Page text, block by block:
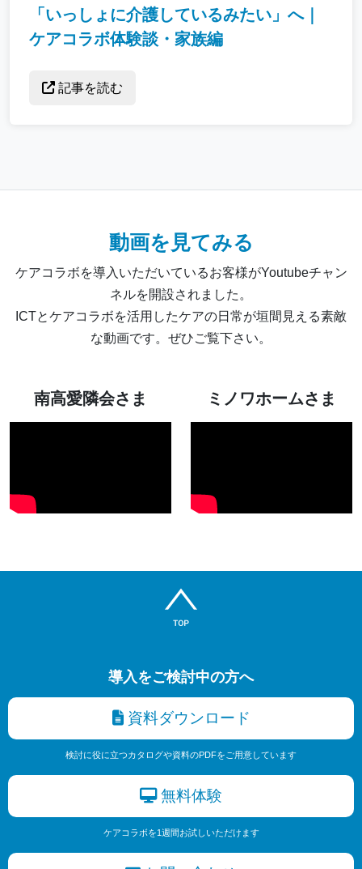
「いっしょに介護しているみたい」へ｜
ケアコラボ体験談・家族編
記事を読む
動画を見てみる
ケアコラボを導入いただいているお客様がYoutubeチャン
ネルを開設されました。
ICTとケアコラボを活用したケアの日常が垣間見える素敵
な動画です。ぜひご覧下さい。
南高愛隣会さま ミノワホームさま
導入をご検討中の方へ
資料ダウンロード
検討に役に立つカタログや資料のPDFをご用意しています
無料体験
ケアコラボを1週間お試しいただけます